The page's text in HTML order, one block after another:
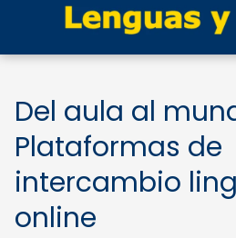
Del aula al
Plataformas de
intercambio
online